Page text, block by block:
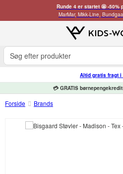
Runde 4 er startet 🤩 -
MarMar, Mikk-Line,
Altid gratis fragt i
💳 GRATIS
Forside Brands